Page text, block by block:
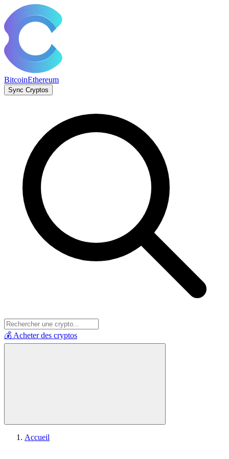
BitcoinEthereum
Sync Cryptos
💰 Acheter des cryptos
Accueil